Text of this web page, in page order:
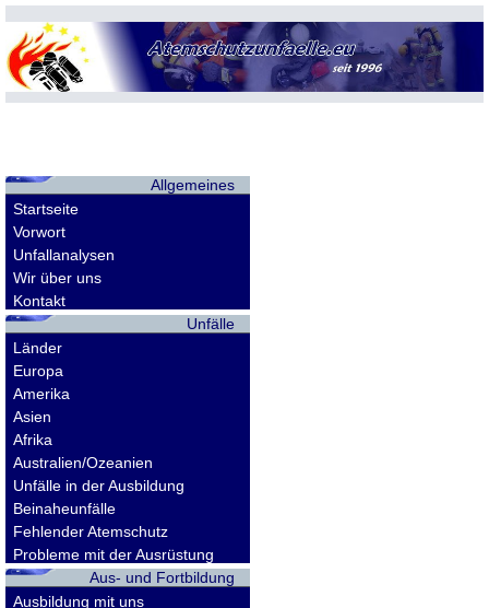
Allgemeines
Startseite
Vorwort
Unfallanalysen
Wir über uns
Kontakt
Unfälle
Länder
Europa
Amerika
Asien
Afrika
Australien/Ozeanien
Unfälle in der Ausbildung
Beinaheunfälle
Fehlender Atemschutz
Probleme mit der Ausrüstung
Aus- und Fortbildung
Ausbildung mit uns